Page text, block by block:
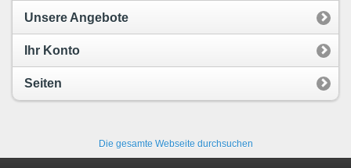
Unsere Angebote
Ihr Konto
Seiten
Die gesamte Webseite durchsuchen